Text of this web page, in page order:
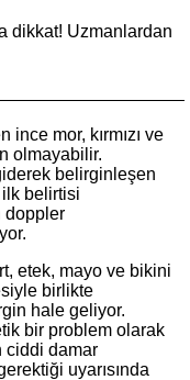
dikkat! Uzmanlardan
mor, kırmızı ve
olmayabilir.
belirginleşen
belirtisi
doppler
etek, mayo ve bikini
birlikte
hale geliyor.
bir problem olarak
ciddi damar
uyarısında